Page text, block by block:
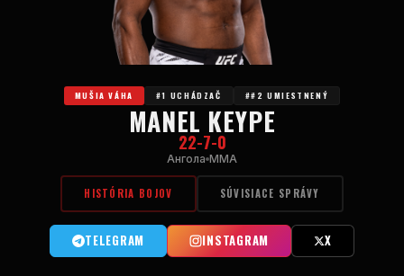
MUŠIA VÁHA #1 UCHÁDZAČ ##2 UMIESTNENÝ
MANEL KEYPE
22-7-0
Ангола MMA
HISTÓRIA BOJOV SÚVISIACE SPRÁVY
TELEGRAM INSTAGRAM X